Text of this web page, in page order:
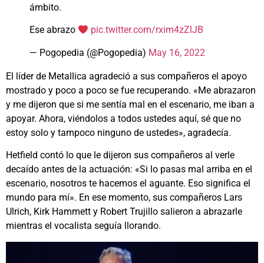
ámbito.
Ese abrazo pic.twitter.com/rxim4zZlJB
— Pogopedia (@Pogopedia) May 16, 2022
El líder de Metallica agradeció a sus compañeros el apoyo
mostrado y poco a poco se fue recuperando. «Me abrazaron
y me dijeron que si me sentía mal en el escenario, me iban a
apoyar. Ahora, viéndolos a todos ustedes aquí, sé que no
estoy solo y tampoco ninguno de ustedes», agradecía.
Hetfield contó lo que le dijeron sus compañeros al verle
decaído antes de la actuación: «Si lo pasas mal arriba en el
escenario, nosotros te hacemos el aguante. Eso significa el
mundo para mí». En ese momento, sus compañeros Lars
Ulrich, Kirk Hammett y Robert Trujillo salieron a abrazarle
mientras el vocalista seguía llorando.